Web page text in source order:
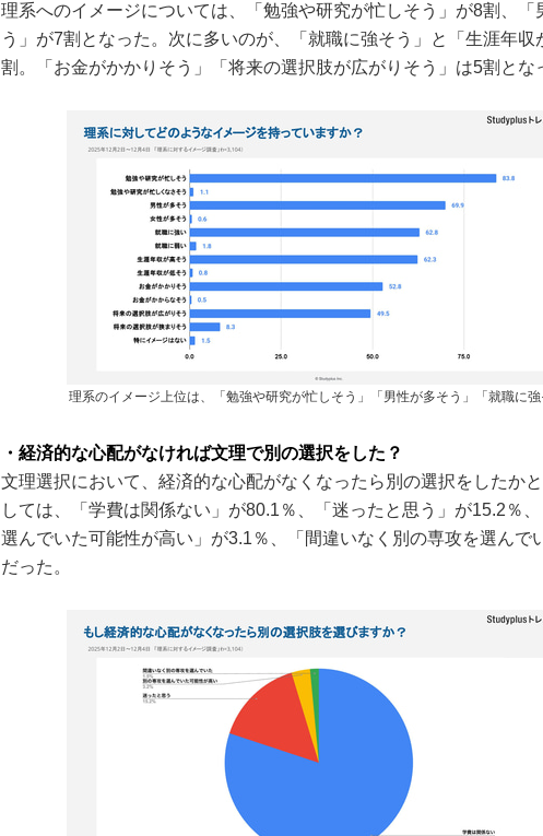
理系へのイメージについては、「勉強や研究が忙しそう」が8割、「
う」が7割となった。次に多いのが、「就職に強そう」と「生涯年収
割。「お金がかかりそう」「将来の選択肢が広がりそう」は5割とな
理系のイメージ上位は、「勉強や研究が忙しそう」「男性が多そう」「就職に強
・経済的な心配がなければ文理で別の選択をした？
文理選択において、経済的な心配がなくなったら別の選択をしたか
しては、「学費は関係ない」が80.1％、「迷ったと思う」が15.2％
選んでいた可能性が高い」が3.1％、「間違いなく別の専攻を選んで
だった。